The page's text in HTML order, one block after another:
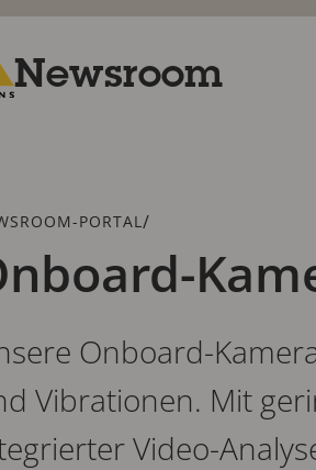
Newsroom
PORTAL /
Onboard-
Vibrationen. Mit
Video-